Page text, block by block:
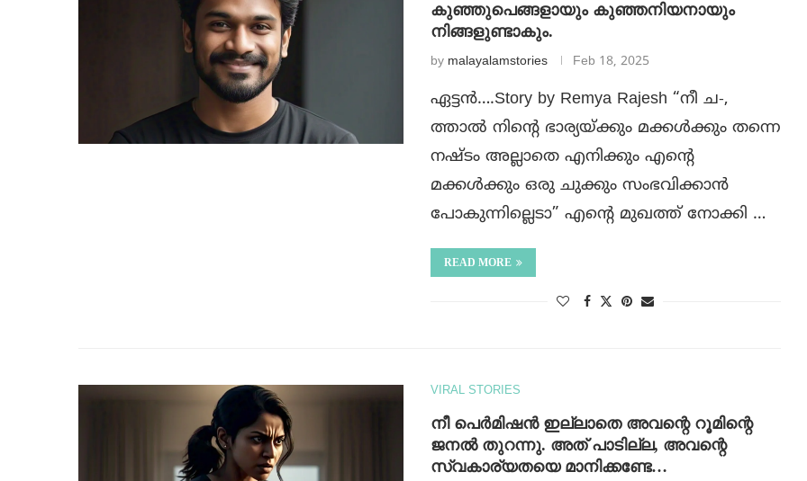
കുഞ്ഞുപെങ്ങളായും കുഞ്ഞനിയനായും
നിങ്ങളുണ്ടാകും.
by malayalamstories Feb 18, 2025
ഏട്ടൻ….Story by Remya Rajesh “നീ ച-,
ത്താൽ നിന്റെ ഭാര്യയ്ക്കും മക്കൾക്കും തന്നെ
നഷ്ടം അല്ലാതെ എനിക്കും എന്റെ
മക്കൾക്കും ഒരു ചുക്കും സംഭവിക്കാൻ
പോകുന്നില്ലെടാ” എന്റെ മുഖത്ത് നോക്കി …
READ MORE
VIRAL STORIES
നീ പെർമിഷൻ ഇല്ലാതെ അവന്റെ റൂമിന്റെ
ജനൽ തുറന്നു. അത് പാടില്ല, അവന്റെ
സ്വകാര്യതയെ മാനിക്കണ്ടേ…